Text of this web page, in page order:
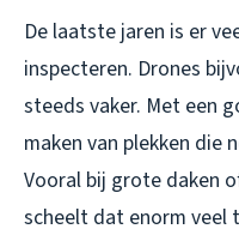
De laatste jaren is er
inspecteren. Drones
steeds vaker. Met een
maken van plekken die
Vooral bij grote daken
scheelt dat enorm veel